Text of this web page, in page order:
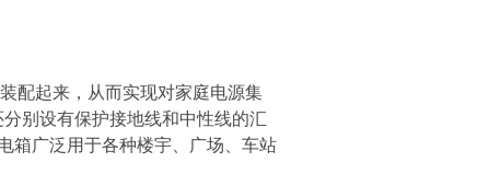
配起来，从而实现对家庭电源集
别设有保护接地线和中性线的汇
箱广泛用于各种楼宇、广场、车站